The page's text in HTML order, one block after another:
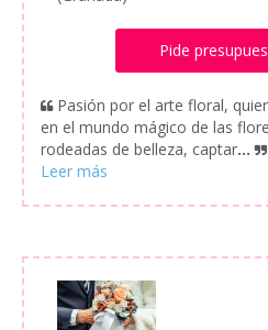
Pide
Pasión por el arte floral,
en el mundo mágico de las
rodeadas de belleza, captar...